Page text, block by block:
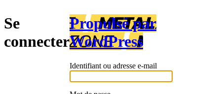
Se
connecter
Propulsé par
WordPress
Identifiant ou adresse e-mail